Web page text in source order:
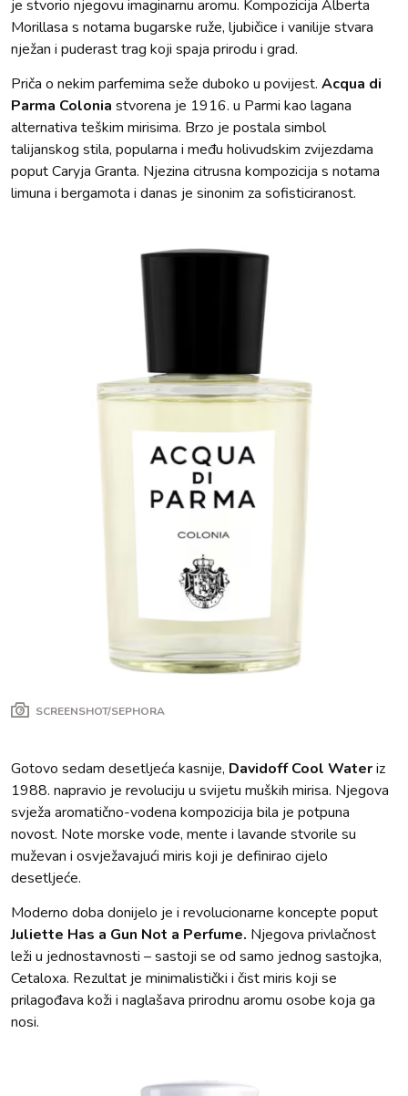
je stvorio njegovu imaginarnu aromu. Kompozicija Alberta
Morillasa s notama bugarske ruže, ljubičice i vanilije stvara
nježan i puderast trag koji spaja prirodu i grad.
Priča o nekim parfemima seže duboko u povijest. Acqua di
Parma Colonia stvorena je 1916. u Parmi kao lagana
alternativa teškim mirisima. Brzo je postala simbol
talijanskog stila, popularna i među holivudskim zvijezdama
poput Caryja Granta. Njezina citrusna kompozicija s notama
limuna i bergamota i danas je sinonim za sofisticiranost.
SCREENSHOT/SEPHORA
Gotovo sedam desetljeća kasnije, Davidoff Cool Wateriz
1988. napravio je revoluciju u svijetu muških mirisa. Njegova
svježa aromatično-vodena kompozicija bila je potpuna
novost. Note morske vode, mente i lavande stvorile su
muževan i osvježavajući miris koji je definirao cijelo
desetljeće.
Moderno doba donijelo je i revolucionarne koncepte poput
Juliette Has a Gun Not a Perfume. Njegova privlačnost
leži u jednostavnosti – sastoji se od samo jednog sastojka,
Cetaloxa. Rezultat je minimalistički i čist miris koji se
prilagođava koži i naglašava prirodnu aromu osobe koja ga
nosi.